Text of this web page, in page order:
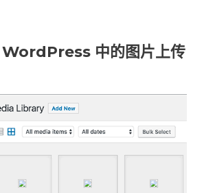
WordPress 中的图片上传